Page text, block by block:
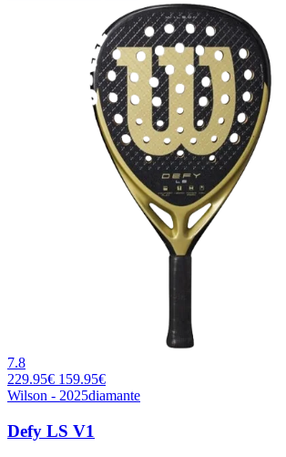
7.8
229.95€ 159.95€
Wilson - 2025diamante
Defy LS V1